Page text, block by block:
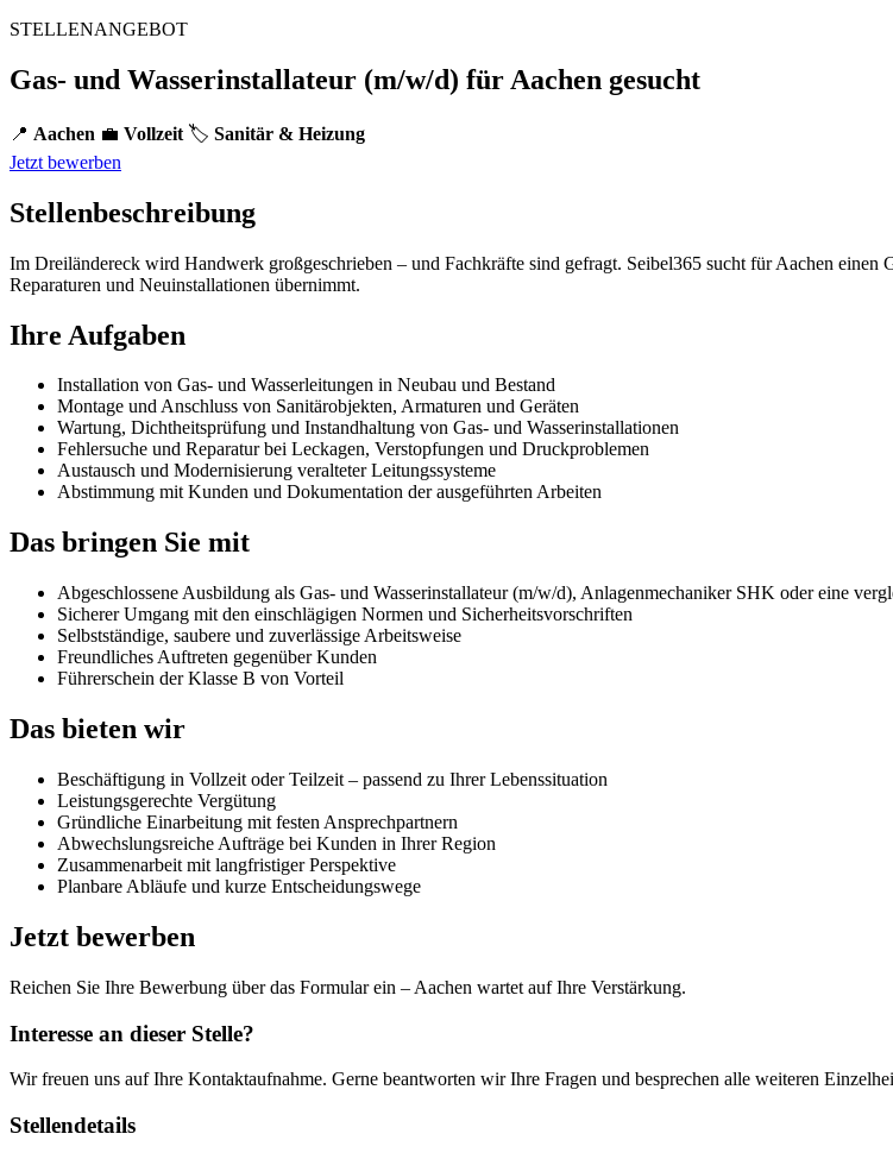
STELLENANGEBOT
Gas- und Wasserinstallateur (m/w/d) für Aachen gesucht
📍 Aachen 💼 Vollzeit 🏷️ Sanitär & Heizung
Jetzt bewerben
Stellenbeschreibung
Im Dreiländereck wird Handwerk großgeschrieben – und Fachkräfte sind gefragt. Seibel365 sucht für Aachen einen
Reparaturen und Neuinstallationen übernimmt.
Ihre Aufgaben
Installation von Gas- und Wasserleitungen in Neubau und Bestand
Montage und Anschluss von Sanitärobjekten, Armaturen und Geräten
Wartung, Dichtheitsprüfung und Instandhaltung von Gas- und Wasserinstallationen
Fehlersuche und Reparatur bei Leckagen, Verstopfungen und Druckproblemen
Austausch und Modernisierung veralteter Leitungssysteme
Abstimmung mit Kunden und Dokumentation der ausgeführten Arbeiten
Das bringen Sie mit
Abgeschlossene Ausbildung als Gas- und Wasserinstallateur (m/w/d), Anlagenmechaniker SHK oder eine
Sicherer Umgang mit den einschlägigen Normen und Sicherheitsvorschriften
Selbstständige, saubere und zuverlässige Arbeitsweise
Freundliches Auftreten gegenüber Kunden
Führerschein der Klasse B von Vorteil
Das bieten wir
Beschäftigung in Vollzeit oder Teilzeit – passend zu Ihrer Lebenssituation
Leistungsgerechte Vergütung
Gründliche Einarbeitung mit festen Ansprechpartnern
Abwechslungsreiche Aufträge bei Kunden in Ihrer Region
Zusammenarbeit mit langfristiger Perspektive
Planbare Abläufe und kurze Entscheidungswege
Jetzt bewerben
Reichen Sie Ihre Bewerbung über das Formular ein – Aachen wartet auf Ihre Verstärkung.
Interesse an dieser Stelle?
Wir freuen uns auf Ihre Kontaktaufnahme. Gerne beantworten wir Ihre Fragen und besprechen alle weiteren
Stellendetails